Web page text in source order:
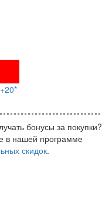
бонусы за покупки?
в нашей программе
скидок.